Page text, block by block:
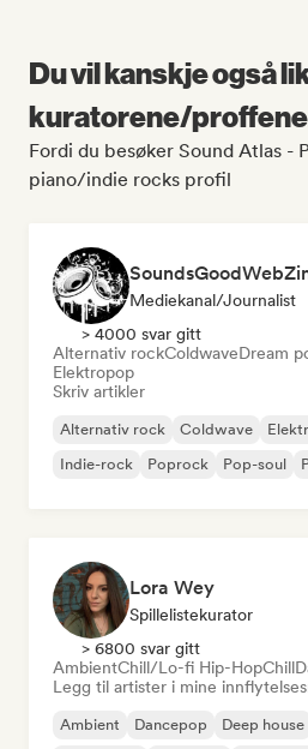
Du vil kanskje også
kuratorene/
Fordi du besøker Sound Atlas -
piano/indie rocks profil
Mediekanal/journalist
> 4000 svar gitt
Alternativ rockColdwaveDream
Elektropop
Skriv artikler
Alternativ rock Coldwave
Indie-rock
Poprock Pop-soul
Lora Wey
Spillelistekurator
> 6800 svar gitt
AmbientChill/Lo-fi Hip-HopChill
Legg til artister i mine
Ambient Dancepop Deep house